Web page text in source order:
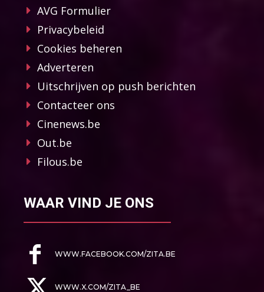
AVG Formulier
Privacybeleid
Cookies beheren
Adverteren
Uitschrijven op push berichten
Contacteer ons
Cinenews.be
Out.be
Filous.be
WAAR VIND JE ONS
WWW.FACEBOOK.COM/ZITA.BE
WWW.X.COM/ZITA_BE